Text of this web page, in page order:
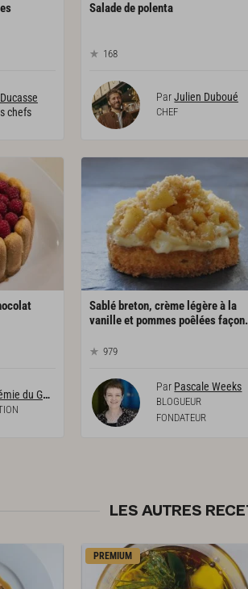
chefs
Saladedepolenta
168
ParJulien Duboué
CHEF
du Goût
Sablé breton, crème légère à la
vanille et
979
Par Pascale Weeks
BLOGUEUR
FONDATEUR
LES AUTRES
PREMIUM